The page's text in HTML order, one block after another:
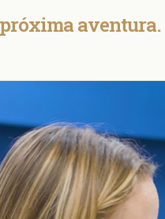
aventura.